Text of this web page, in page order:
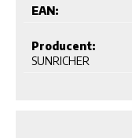
EAN:
Producent:
SUNRICHER